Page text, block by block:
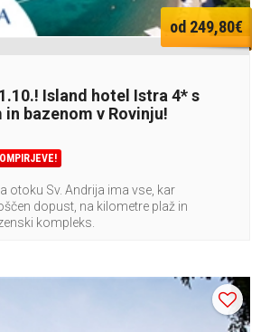
od 249,80€
Island hotel Istra 4* s
bazenom v Rovinju!
otoku Sv. Andrija ima vse, kar
dopust, na kilometre plaž in
kompleks.